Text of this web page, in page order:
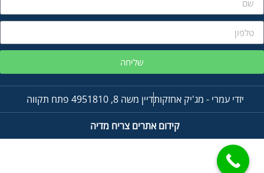
שליחה
יזדי עמרי - מג'יק אחזקותדיין משה 8, 4951810 פתח תקווה
קידום אתרים צריח מדיה